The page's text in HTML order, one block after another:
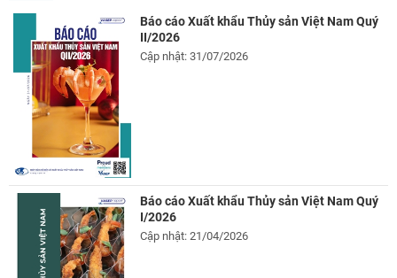
Báo cáo Xuất khẩu Thủy sản Việt Nam Quý
II/2026
Cập nhật: 31/07/2026
Báo cáo Xuất khẩu Thủy sản Việt Nam Quý
I/2026
Cập nhật: 21/04/2026